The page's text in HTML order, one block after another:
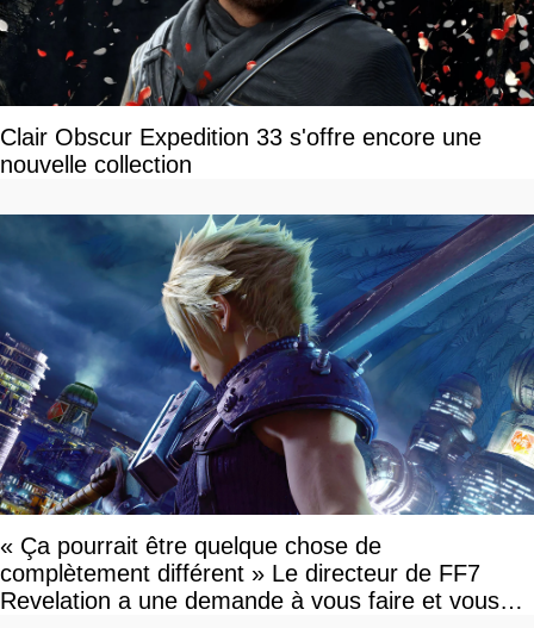
Clair Obscur Expedition 33 s'offre encore une
nouvelle collection
« Ça pourrait être quelque chose de
complètement différent » Le directeur de FF7
Revelation a une demande à vous faire et vous